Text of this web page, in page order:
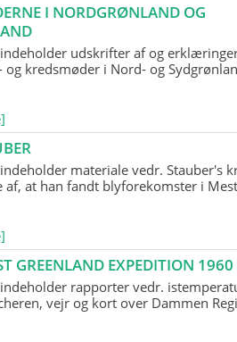
I NORDGRØNLAND OG
udskrifter af og
og kredsmøder i Nord- og
materiale vedr. Stauber's
af, at han fandt blyforekomster i
GREENLAND EXPEDITION 1960
rapporter vedr.
vejr og kort over Dammen